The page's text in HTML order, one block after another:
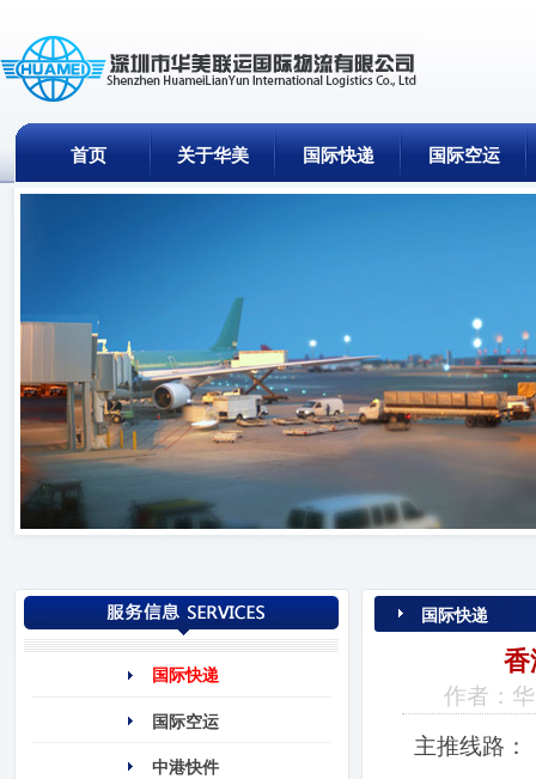
首页 关于华美 国际快递 国际空运
国际快递
国际空运
中港快件
国际快递
香
作者：
主推线路